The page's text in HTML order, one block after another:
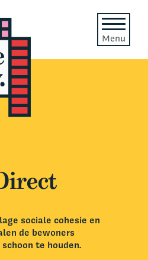
Menu
sociale cohesie en
de bewoners
te houden.